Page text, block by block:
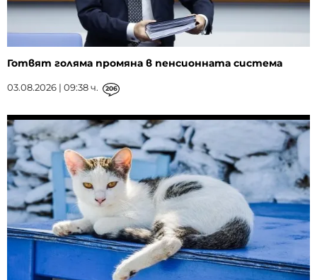
Готвят голяма промяна в пенсионната система
03.08.2026 | 09:38 ч. 206